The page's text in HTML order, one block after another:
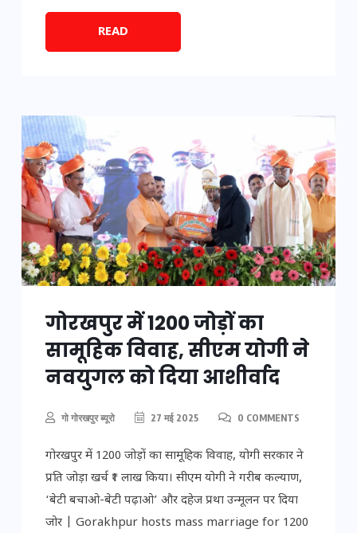
READ
गोरखपुर में 1200 जोड़ों का
सामूहिक विवाह, सीएम योगी ने
नवयुगल को दिया आशीर्वाद
गो गोरखपुर ब्यूरो 27 मई 2025 0 COMMENTS
गोरखपुर में 1200 जोड़ों का सामूहिक विवाह, योगी सरकार ने
प्रति जोड़ा खर्च ₹1 लाख किया। सीएम योगी ने गरीब कल्याण,
‘बेटी बचाओ-बेटी पढ़ाओ’ और दहेज प्रथा उन्मूलन पर दिया
जोर | Gorakhpur hosts mass marriage for 1200